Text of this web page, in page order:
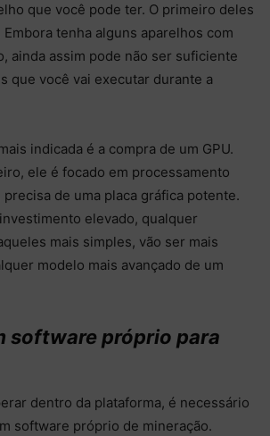
que você pode ter. O primeiro deles
Embora tenha alguns aparelhos com
ainda assim pode não ser suficiente
que você vai executar durante a
indicada é a compra de um GPU.
ele é focado em processamento
de uma placa gráfica potente.
elevado, qualquer
mais simples, vão ser mais
modelo mais avançado de um
software próprio para
dentro da plataforma, é necessário
software próprio de mineração.